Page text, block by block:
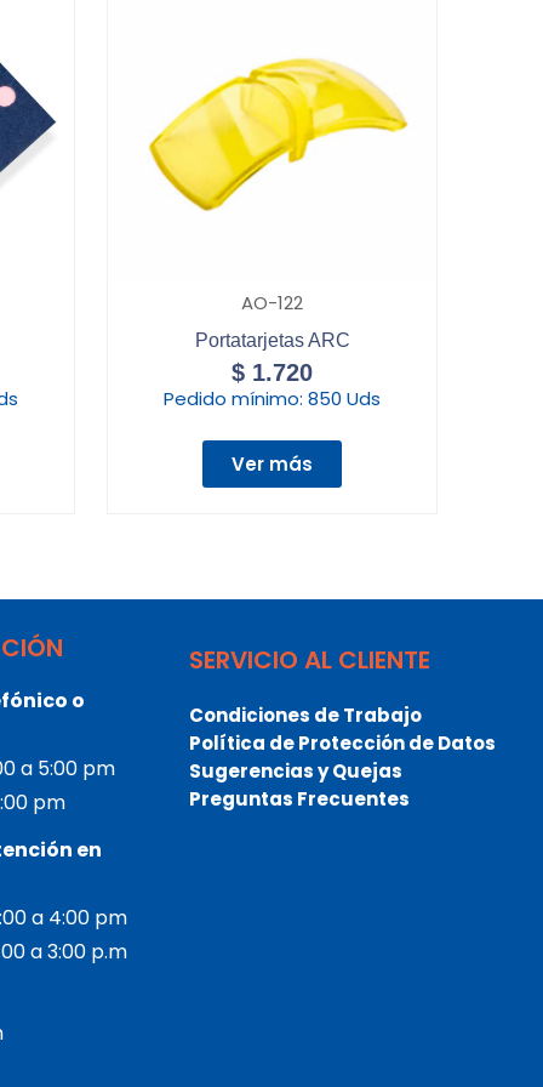
AO-122
Portatarjetas ARC
$ 1.720
Pedido mínimo: 850 Uds
Ver más
o
a 5:00 pm
pm
en
a 4:00 pm
a 3:00 p.m
SERVICIO AL CLIENTE
Condiciones de Trabajo
Política de Protección de Datos
Sugerencias y Quejas
Preguntas Frecuentes